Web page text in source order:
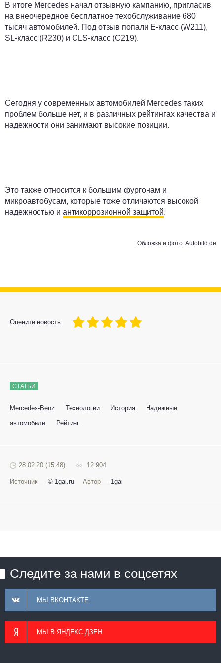
В итоге Mercedes начал отзывную кампанию, пригласив
на внеочередное бесплатное техобслуживание 680
тысяч автомобилей. Под отзыв попали E-класс (W211),
SL-класс (R230) и CLS-класс (C219).
Сегодня у современных автомобилей Mercedes таких
проблем больше нет, и в различных рейтингах качества и
надежности они занимают высокие позиции.
Это также относится к большим фургонам и
микроавтобусам, которые тоже отличаются высокой
надежностью и антикоррозионной защитой.
Обложка и фото: Autobild.de
Оцените новость:
100
1 3 4 5
СТАТЬИ
Mercedes-Benz Технологии История
Надежные
автомобили
Рейтинг
28.02.20 (15:48) 12 904
Источник — © 1gai.ru Автор — 1gai
Следите за нами в соцсетях
МЫ ВКОНТАКТЕ
МЫ В ЯНДЕКС ДЗЕН